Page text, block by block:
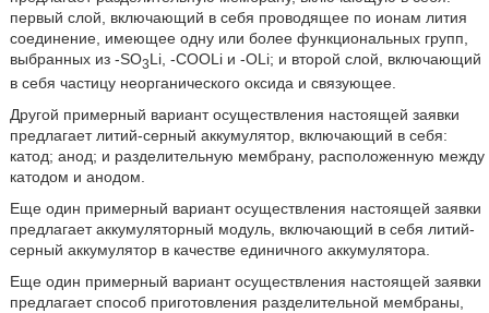
первый слой, включающий в себя проводящее по ионам лития
соединение, имеющее одну или более функциональных групп,
выбранных из -SО3Li, -СООLi и -ОLi; и второй слой, включающий
в себя частицу неорганического оксида и связующее.
Другой примерный вариант осуществления настоящей заявки
предлагает литий-серный аккумулятор, включающий в себя:
катод; анод; и разделительную мембрану, расположенную между
катодом и анодом.
Еще один примерный вариант осуществления настоящей заявки
предлагает аккумуляторный модуль, включающий в себя литий-
серный аккумулятор в качестве единичного аккумулятора.
Еще один примерный вариант осуществления настоящей заявки
предлагает способ приготовления разделительной мембраны,